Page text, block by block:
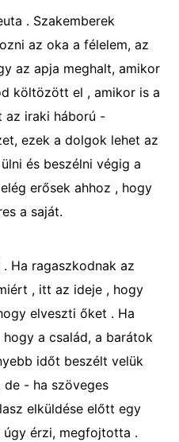
. Szakemberek
az oka a félelem, az
az apja meghalt, amikor
költözött el , amikor is a
az iraki háború -
ezek a dolgok lehet az
és beszélni végig a
erősek ahhoz , hogy
a saját.
Ha ragaszkodnak az
, itt az ideje , hogy
elveszti őket . Ha
a család, a barátok
időt beszélt velük
- ha szöveges
elküldése előtt egy
úgy érzi, megfojtotta .